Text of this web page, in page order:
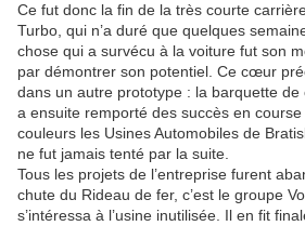
Ce fut donc la fin de la très courte
Turbo, qui n’a duré que quelques
chose qui a survécu à la voiture fut son
par démontrer son potentiel. Ce cœur
dans un autre prototype : la barquette de
a ensuite remporté des succès en
couleurs les Usines Automobiles de
ne fut jamais tenté par la suite.
Tous les projets de l’entreprise furent
chute du Rideau de fer, c’est le groupe
s’intéressa à l’usine inutilisée. Il en fit